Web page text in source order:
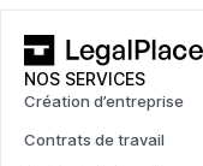
NOS SERVICES
Création d’entreprise
Contrats de travail